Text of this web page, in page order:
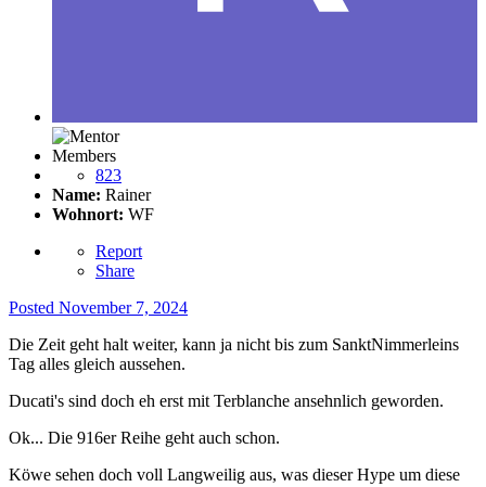
Members
823
Name: Rainer
Wohnort: WF
Report
Share
Posted November 7, 2024
Die Zeit geht halt weiter, kann ja nicht bis zum SanktNimmerleins
Tag alles gleich aussehen.
Ducati's sind doch eh erst mit Terblanche ansehnlich geworden.
Ok... Die 916er Reihe geht auch schon.
Köwe sehen doch voll Langweilig aus, was dieser Hype um diese